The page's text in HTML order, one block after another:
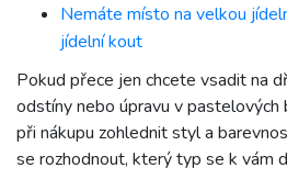
Nemáte místo na velkou
jídelní kout
Pokud přece jen chcete vsadit na
odstíny nebo úpravu v pastelových
při nákupu zohlednit styl a
se rozhodnout, který typ se k vám